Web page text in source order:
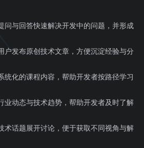
与回答快速解决开发中的问题，并形成
发布原创技术文章，方便沉淀经验与分
化的课程内容，帮助开发者按路径学习
动态与技术趋势，帮助开发者及时了解
话题展开讨论，便于获取不同视角与解